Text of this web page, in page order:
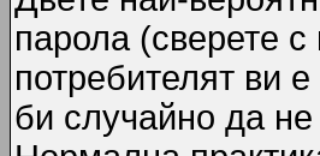
парола (сверете
потребителят ви
би случайно да